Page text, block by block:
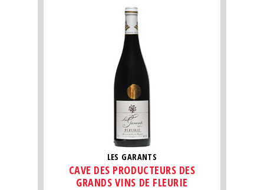
LES GARANTS
CAVE DES PRODUCTEURS DES
GRANDS VINS DE FLEURIE